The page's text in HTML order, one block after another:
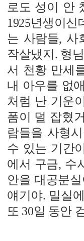
로도 성이 안
1925년생이
는 사람들, 사
작살냈지. 형
서 천황 만세
내 아우를 없
처럼 난 기운
폼이 덜 잡혔
람들을 사형
수 있는 기간
에서 구금, 수
안을 대공분
얘기야. 밀실
또 30일 동안